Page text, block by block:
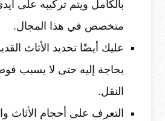
بالكامل ويتم تركيبه على
متخصص في هذا المجال.
عليك أيضًا تحديد الأثاث
بحاجة إليه حتى لا يسبب
النقل.
التعرف على أحجام الأثاث